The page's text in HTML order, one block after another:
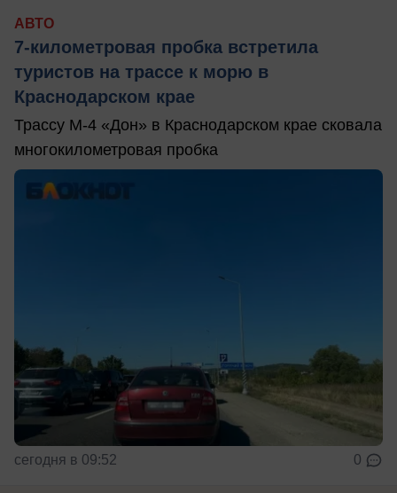
АВТО
7-километровая пробка встретила
туристов на трассе к морю в
Краснодарском крае
Трассу М-4 «Дон» в Краснодарском крае сковала
многокилометровая пробка
сегодня в 09:52 0